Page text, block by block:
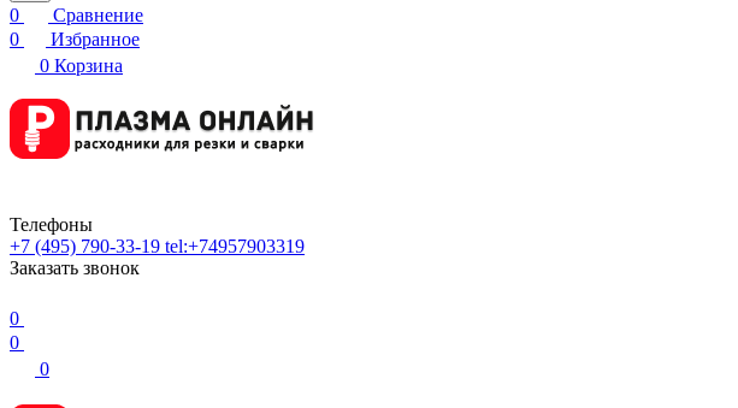
0
Сравнение
0
Избранное
0 Корзина
Телефоны
+7 (495) 790-33-19 tel:+74957903319
Заказать звонок
0
0
0